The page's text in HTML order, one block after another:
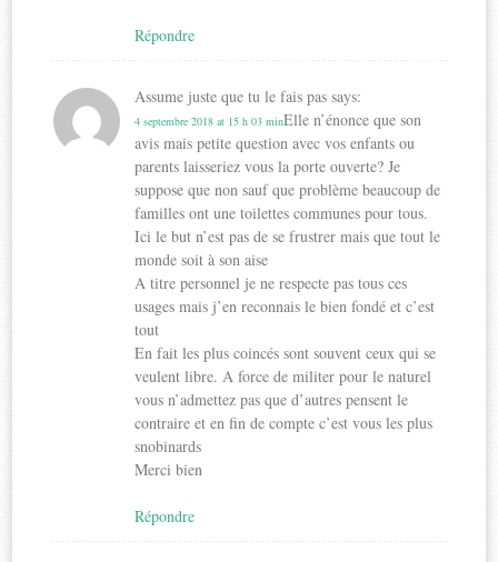
Répondre
Assume juste que tu le fais pas says:
4 septembre 2018 at 15 h 03 minElle n’énonce que son
avis mais petite question avec vos enfants ou
parents laisseriez vous la porte ouverte? Je
suppose que non sauf que problème beaucoup de
familles ont une toilettes communes pour tous.
Ici le but n’est pas de se frustrer mais que tout le
monde soit à son aise
A titre personnel je ne respecte pas tous ces
usages mais j’en reconnais le bien fondé et c’est
tout
En fait les plus coincés sont souvent ceux qui se
veulent libre. A force de militer pour le naturel
vous n’admettez pas que d’autres pensent le
contraire et en fin de compte c’est vous les plus
snobinards
Merci bien
Répondre